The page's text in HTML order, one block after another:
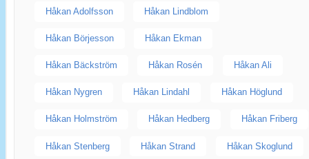
Håkan Adolfsson Håkan Lindblom
Håkan Börjesson Håkan Ekman
Håkan Bäckström Håkan Rosén Håkan Ali
Håkan Nygren Håkan Lindahl Håkan Höglund
Håkan Holmström Håkan Hedberg Håkan Friberg
Håkan Stenberg Håkan Strand Håkan Skoglund